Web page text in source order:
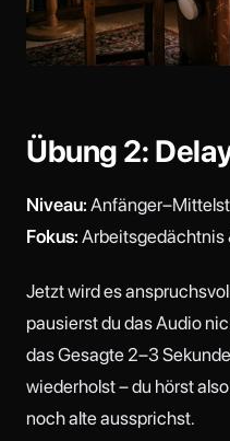
Übung 2:
Niveau:
Fokus: Arbeitsgedächtnis
Jetzt wird es
pausierst du das Audio
das Gesagte 2–3
wiederholst – du hörst
noch alte aussprichst.